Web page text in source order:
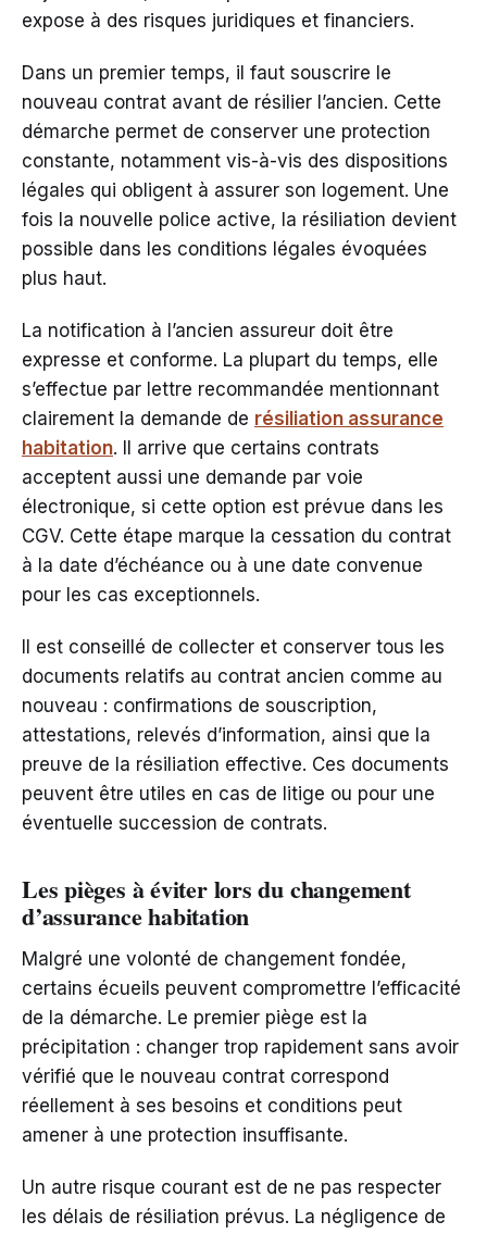
expose à des risques juridiques et financiers.
Dans un premier temps, il faut souscrire le
nouveau contrat avant de résilier l’ancien. Cette
démarche permet de conserver une protection
constante, notamment vis-à-vis des dispositions
légales qui obligent à assurer son logement. Une
fois la nouvelle police active, la résiliation devient
possible dans les conditions légales évoquées
plus haut.
La notification à l’ancien assureur doit être
expresse et conforme. La plupart du temps, elle
s’effectue par lettre recommandée mentionnant
clairement la demande de résiliation assurance
habitation. Il arrive que certains contrats
acceptent aussi une demande par voie
électronique, si cette option est prévue dans les
CGV. Cette étape marque la cessation du contrat
à la date d’échéance ou à une date convenue
pour les cas exceptionnels.
Il est conseillé de collecter et conserver tous les
documents relatifs au contrat ancien comme au
nouveau : confirmations de souscription,
attestations, relevés d’information, ainsi que la
preuve de la résiliation effective. Ces documents
peuvent être utiles en cas de litige ou pour une
éventuelle succession de contrats.
Les pièges à éviter lors du changement
d’assurance habitation
Malgré une volonté de changement fondée,
certains écueils peuvent compromettre l’efficacité
de la démarche. Le premier piège est la
précipitation : changer trop rapidement sans avoir
vérifié que le nouveau contrat correspond
réellement à ses besoins et conditions peut
amener à une protection insuffisante.
Un autre risque courant est de ne pas respecter
les délais de résiliation prévus. La négligence de